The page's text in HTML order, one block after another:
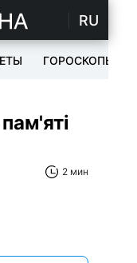
RU
ГОРОСКОПЫ
2 мин